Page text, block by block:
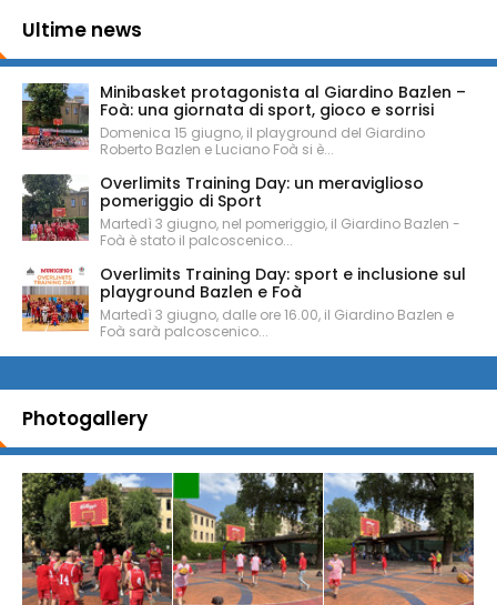
Ultime news
Minibasket protagonista al Giardino Bazlen –
Foà: una giornata di sport, gioco e sorrisi
Domenica 15 giugno, il playground del Giardino
Roberto Bazlen e Luciano Foà si è...
Overlimits Training Day: un meraviglioso
pomeriggio di Sport
Martedì 3 giugno, nel pomeriggio, il Giardino Bazlen -
Foà è stato il palcoscenico...
Overlimits Training Day: sport e inclusione sul
playground Bazlen e Foà
Martedì 3 giugno, dalle ore 16.00, il Giardino Bazlen e
Foà sarà palcoscenico...
Photogallery